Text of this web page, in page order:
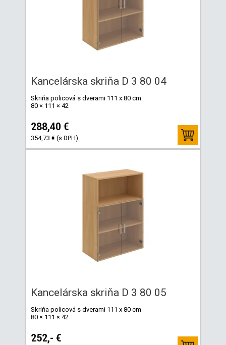
Kancelárska skriňa D 3 80 04
Skriňa policová s dverami 111 x 80 cm
80 × 111 × 42
288,40 €
354,73 € (s DPH)
Kancelárska skriňa D 3 80 05
Skriňa policová s dverami 111 x 80 cm
80 × 111 × 42
252,- €